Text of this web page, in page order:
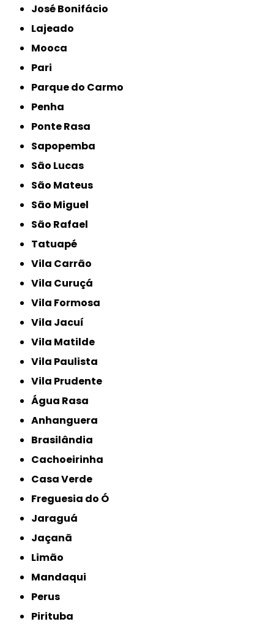
José Bonifácio
Lajeado
Mooca
Pari
Parque do Carmo
Penha
Ponte Rasa
Sapopemba
São Lucas
São Mateus
São Miguel
São Rafael
Tatuapé
Vila Carrão
Vila Curuçá
Vila Formosa
Vila Jacuí
Vila Matilde
Vila Paulista
Vila Prudente
Água Rasa
Anhanguera
Brasilândia
Cachoeirinha
Casa Verde
Freguesia do Ó
Jaraguá
Jaçanã
Limão
Mandaqui
Perus
Pirituba